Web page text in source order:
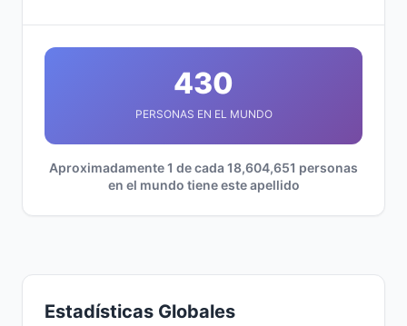
430
PERSONAS EN EL MUNDO
Aproximadamente 1 de cada 18,604,651 personas
en el mundo tiene este apellido
Estadísticas Globales